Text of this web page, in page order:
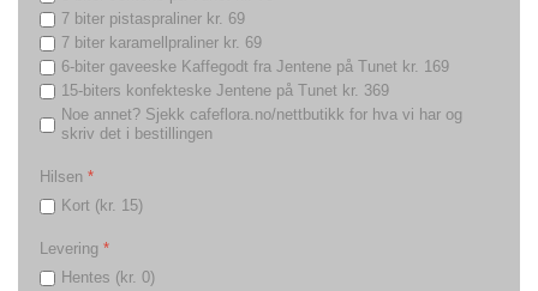
7 biter pistaspraliner kr. 69
7 biter karamellpraliner kr. 69
6-biter gaveeske Kaffegodt fra Jentene på Tunet kr. 169
15-biters konfekteske Jentene på Tunet kr. 369
Noe annet? Sjekk cafeflora.no/nettbutikk for hva vi har og
skriv det i bestillingen
Hilsen *
Kort (kr. 15)
Levering *
Hentes (kr. 0)